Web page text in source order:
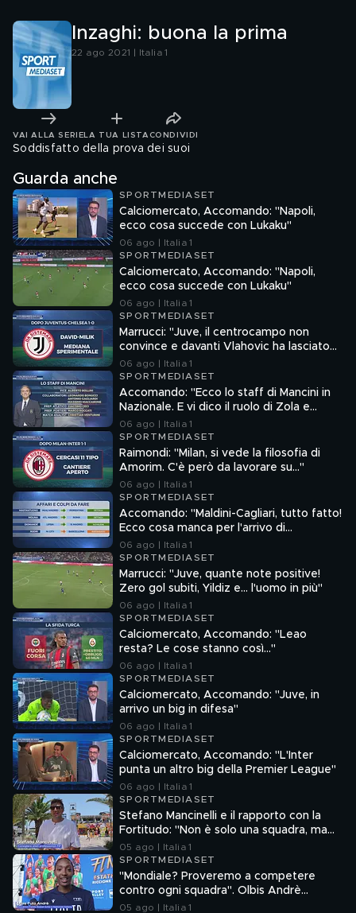
Inzaghi: buona la prima
22 ago 2021 | Italia 1
VAI ALLA SERIE LA TUA LISTA CONDIVIDI
Soddisfatto della prova dei suoi
Guarda anche
SPORTMEDIASET
Calciomercato, Accomando: "Napoli,
ecco cosa succede con Lukaku"
06 ago | Italia 1
SPORTMEDIASET
Calciomercato, Accomando: "Napoli,
ecco cosa succede con Lukaku"
06 ago | Italia 1
SPORTMEDIASET
Marrucci: "Juve, il centrocampo non
convince e davanti Vlahovic ha lasciato
un vuoto"
06 ago | Italia 1
SPORTMEDIASET
Accomando: "Ecco lo staff di Mancini in
Nazionale. E vi dico il ruolo di Zola e
Ranieri"
06 ago | Italia 1
SPORTMEDIASET
Raimondi: "Milan, si vede la filosofia di
Amorim. C'è però da lavorare su…"
06 ago | Italia 1
SPORTMEDIASET
Accomando: "Maldini-Cagliari, tutto fatto!
Ecco cosa manca per l'arrivo di
Mastantuono e Molina in Italia"
06 ago | Italia 1
SPORTMEDIASET
Marrucci: "Juve, quante note positive!
Zero gol subiti, Yildiz e... l'uomo in più"
06 ago | Italia 1
SPORTMEDIASET
Calciomercato, Accomando: "Leao
resta? Le cose stanno così…"
06 ago | Italia 1
SPORTMEDIASET
Calciomercato, Accomando: "Juve, in
arrivo un big in difesa"
06 ago | Italia 1
SPORTMEDIASET
Calciomercato, Accomando: "L'Inter
punta un altro big della Premier League"
06 ago | Italia 1
SPORTMEDIASET
Stefano Mancinelli e il rapporto con la
Fortitudo: "Non è solo una squadra, ma
una fede"
05 ago | Italia 1
SPORTMEDIASET
"Mondiale? Proveremo a competere
contro ogni squadra". Olbis Andrè
racconta il percorso di avvicinamento ai
05 ago | Italia 1